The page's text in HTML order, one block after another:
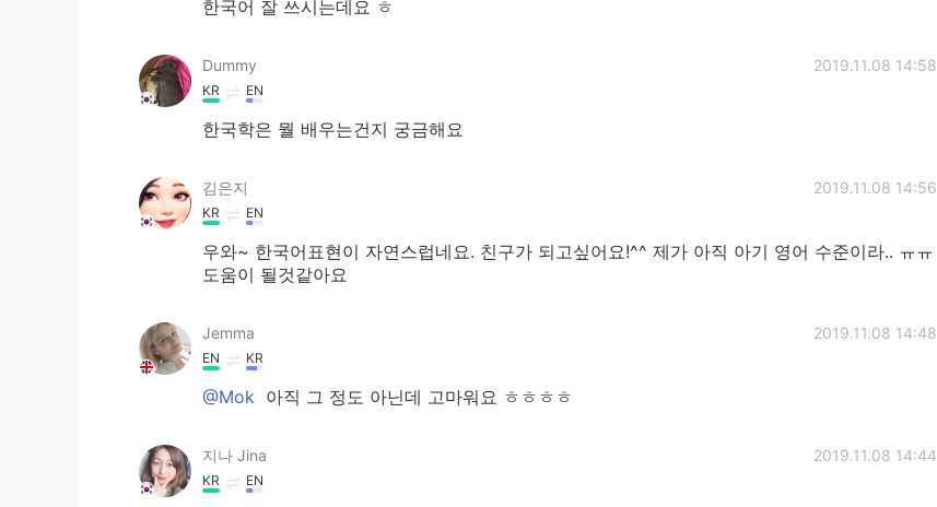
한국어 잘 쓰시는데요 ㅎ
Dummy 2019.11.08 14:58
KR EN
한국학은 뭘 배우는건지 궁금해요
김은지 2019.11.08 14:56
KR EN
우와~ 한국어표현이 자연스럽네요. 친구가 되고싶어요!^^ 제가 아직 아기 영어 수준이라.. ㅠㅠ
도움이 될것같아요
Jemma 2019.11.08 14:48
EN KR
@Mok 아직 그 정도 아닌데 고마워요 ㅎㅎㅎㅎ
지나 Jina 2019.11.08 14:44
KR EN